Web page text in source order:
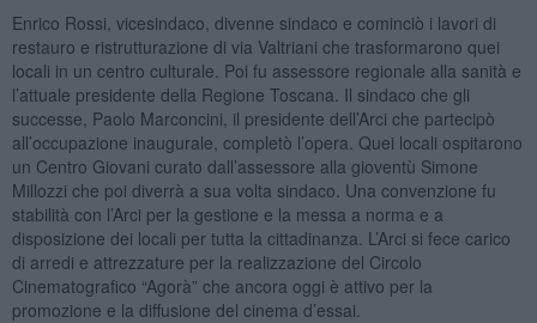
Enrico Rossi, vicesindaco, divenne sindaco e cominciò i lavori di
restauro e ristrutturazione di via Valtriani che trasformarono quei
locali in un centro culturale. Poi fu assessore regionale alla sanità e
l’attuale presidente della Regione Toscana. Il sindaco che gli
successe, Paolo Marconcini, il presidente dell’Arci che partecipò
all’occupazione inaugurale, completò l’opera. Quei locali ospitarono
un Centro Giovani curato dall’assessore alla gioventù Simone
Millozzi che poi diverrà a sua volta sindaco. Una convenzione fu
stabilità con l’Arci per la gestione e la messa a norma e a
disposizione dei locali per tutta la cittadinanza. L’Arci si fece carico
di arredi e attrezzature per la realizzazione del Circolo
Cinematografico “Agorà” che ancora oggi è attivo per la
promozione e la diffusione del cinema d’essai.